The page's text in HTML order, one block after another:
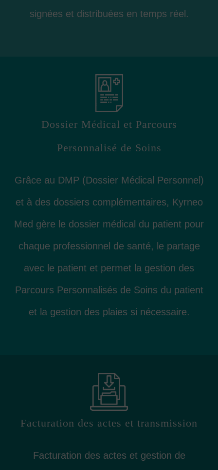
signées et distribuées en temps réel.
Dossier Médical et Parcours
Personnalisé de Soins
Grâce au DMP (Dossier Médical Personnel)
et à des dossiers complémentaires, Kyrneo
Med gère le dossier médical du patient pour
chaque professionnel de santé, le partage
avec le patient et permet la gestion des
Parcours Personnalisés de Soins du patient
et la gestion des plaies si nécessaire.
Facturation des actes et transmission
Facturation des actes et gestion de